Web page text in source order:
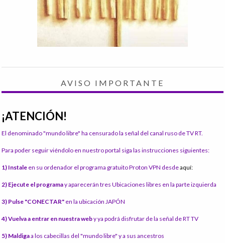
AVISO IMPORTANTE
¡ATENCIÓN!
El denominado "mundo libre" ha censurado la señal del canal ruso de TV RT.
Para poder seguir viéndolo en nuestro portal siga las instrucciones siguientes:
1) Instale en su ordenador el programa gratuito Proton VPN desdeaquí:
2) Ejecute el programay aparecerán tres Ubicaciones libres en la parte izquierda
3) Pulse "CONECTAR" en la ubicación JAPÓN
4) Vuelva a entrar en nuestra weby ya podrá disfrutar de la señal de RT TV
5) Maldigaa los cabecillas del "mundo libre" y a sus ancestros